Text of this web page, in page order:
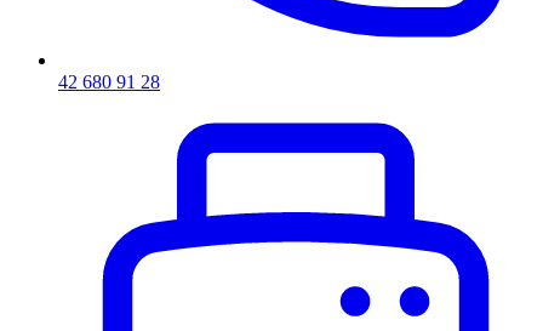
42 680 91 28